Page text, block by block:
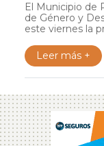
El Municipio de
de Género y
este viernes la
Leer más +